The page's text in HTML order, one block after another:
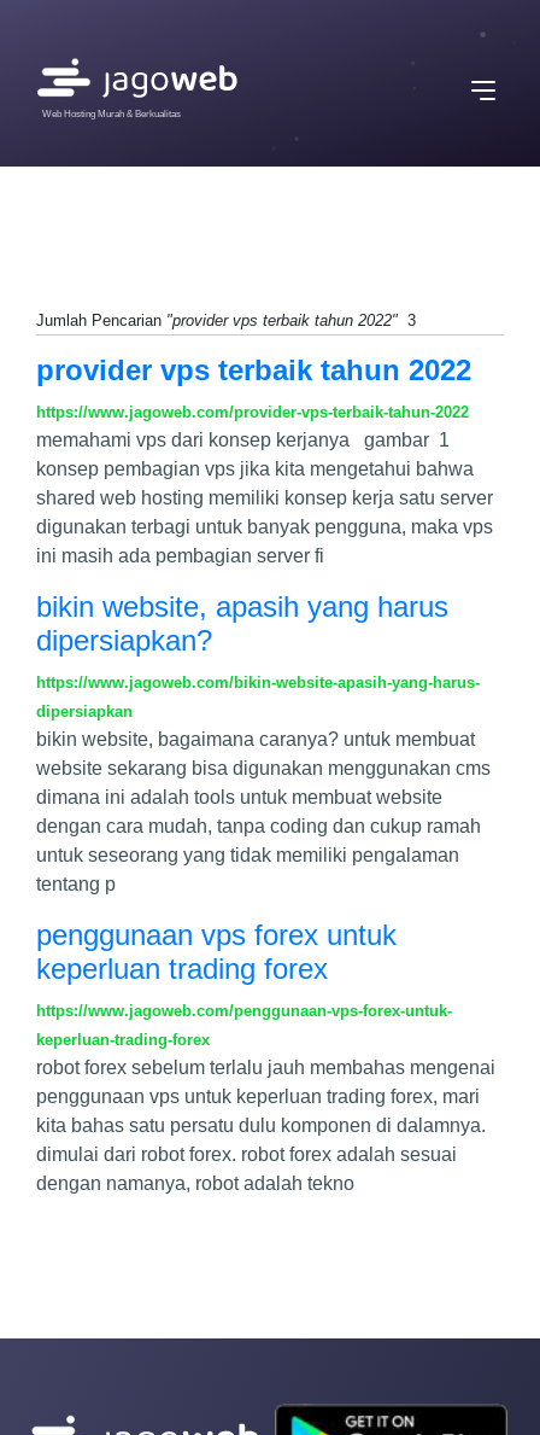
Web Hosting Murah & Berkualitas
Jumlah Pencarian "provider vps terbaik tahun 2022" 3
provider vps terbaik tahun 2022
https://www.jagoweb.com/provider-vps-terbaik-tahun-2022
memahami vps dari konsep kerjanya gambar 1
konsep pembagian vps jika kita mengetahui bahwa
shared web hosting memiliki konsep kerja satu server
digunakan terbagi untuk banyak pengguna, maka vps
ini masih ada pembagian server fi
bikin website, apasih yang harus
dipersiapkan?
https://www.jagoweb.com/bikin-website-apasih-yang-harus-
dipersiapkan
bikin website, bagaimana caranya? untuk membuat
website sekarang bisa digunakan menggunakan cms
dimana ini adalah tools untuk membuat website
dengan cara mudah, tanpa coding dan cukup ramah
untuk seseorang yang tidak memiliki pengalaman
tentang p
penggunaan vps forex untuk
keperluan trading forex
https://www.jagoweb.com/penggunaan-vps-forex-untuk-
keperluan-trading-forex
robot forex sebelum terlalu jauh membahas mengenai
penggunaan vps untuk keperluan trading forex, mari
kita bahas satu persatu dulu komponen di dalamnya.
dimulai dari robot forex. robot forex adalah sesuai
dengan namanya, robot adalah tekno